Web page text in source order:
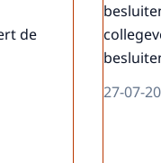
de
27-07-